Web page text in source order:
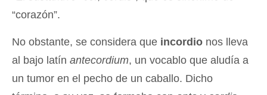
“corazón”.
No obstante, se considera que incordio nos lleva
al bajo latín antecordium, un vocablo que aludía a
un tumor en el pecho de un caballo. Dicho